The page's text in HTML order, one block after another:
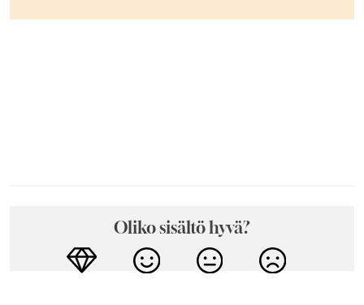
Oliko sisältö hyvä?